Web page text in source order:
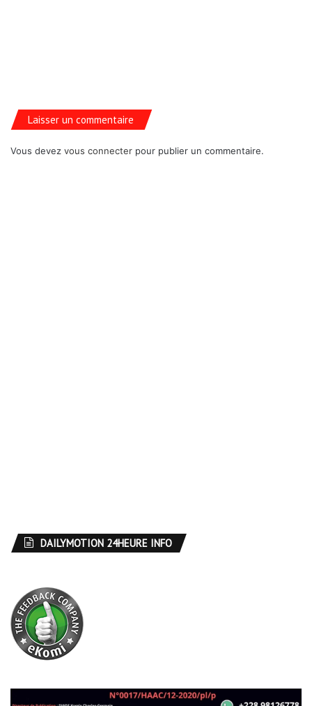
Laisser un commentaire
Vous devez vous connecter pour publier un commentaire.
DAILYMOTION 24HEURE INFO